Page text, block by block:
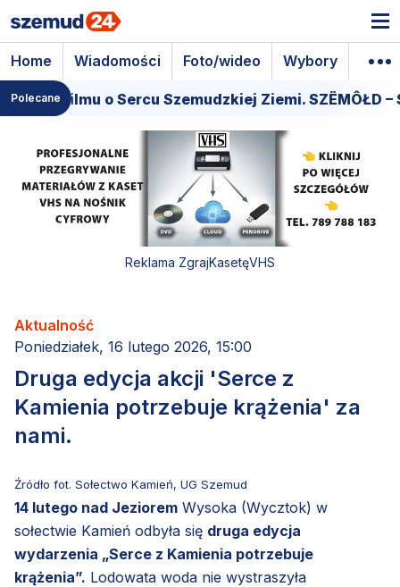
Home Wiadomości Foto/wideo Wybory
Polecane
filmu o Sercu Szemudzkiej Ziemi. SZËMÔŁD – SERCE
Reklama ZgrajKasetęVHS
Aktualność
Poniedziałek, 16 lutego 2026, 15:00
Druga edycja akcji 'Serce z
Kamienia potrzebuje krążenia' za
nami.
Źródło fot. Sołectwo Kamień, UG Szemud
14 lutego nad Jeziorem Wysoka (Wycztok) w
sołectwie Kamień odbyła się druga edycja
wydarzenia „Serce z Kamienia potrzebuje
krążenia”. Lodowata woda nie wystraszyła